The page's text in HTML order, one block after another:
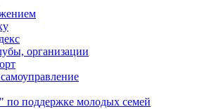
организации
по поддержке молодых семей